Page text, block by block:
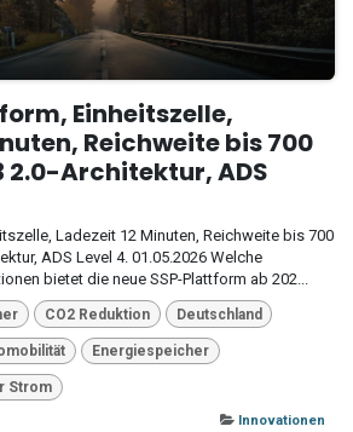
Einheitszelle,
Reichweite bis 700
2.0-Architektur, ADS
Ladezeit 12 Minuten, Reichweite bis 700
ADS Level 4. 01.05.2026 Welche
bietet die neue SSP-Plattform ab 202...
CO2 Reduktion Deutschland
Energiespeicher
Strom
Innovationen